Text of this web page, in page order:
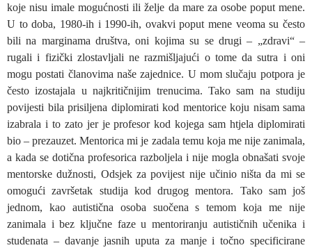
koje nisu imale mogućnosti ili želje da mare za osobe poput mene.
U to doba, 1980-ih i 1990-ih, ovakvi poput mene veoma su često
bili na marginama društva, oni kojima su se drugi – „zdravi“ –
rugali i fizički zlostavljali ne razmišljajući o tome da sutra i oni
mogu postati članovima naše zajednice. U mom slučaju potpora je
često izostajala u najkritičnijim trenucima. Tako sam na studiju
povijesti bila prisiljena diplomirati kod mentorice koju nisam sama
izabrala i to zato jer je profesor kod kojega sam htjela diplomirati
bio – prezauzet. Mentorica mi je zadala temu koja me nije zanimala,
a kada se dotična profesorica razboljela i nije mogla obnašati svoje
mentorske dužnosti, Odsjek za povijest nije učinio ništa da mi se
omogući završetak studija kod drugog mentora. Tako sam još
jednom, kao autistična osoba suočena s temom koja me nije
zanimala i bez ključne faze u mentoriranju autističnih učenika i
studenata – davanje jasnih uputa za manje i točno specificirane